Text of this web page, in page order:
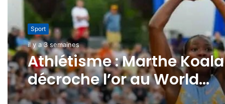
Sport
il y a 3 semaines
International
il y a 3 semaines
CAN 2032: l’AES